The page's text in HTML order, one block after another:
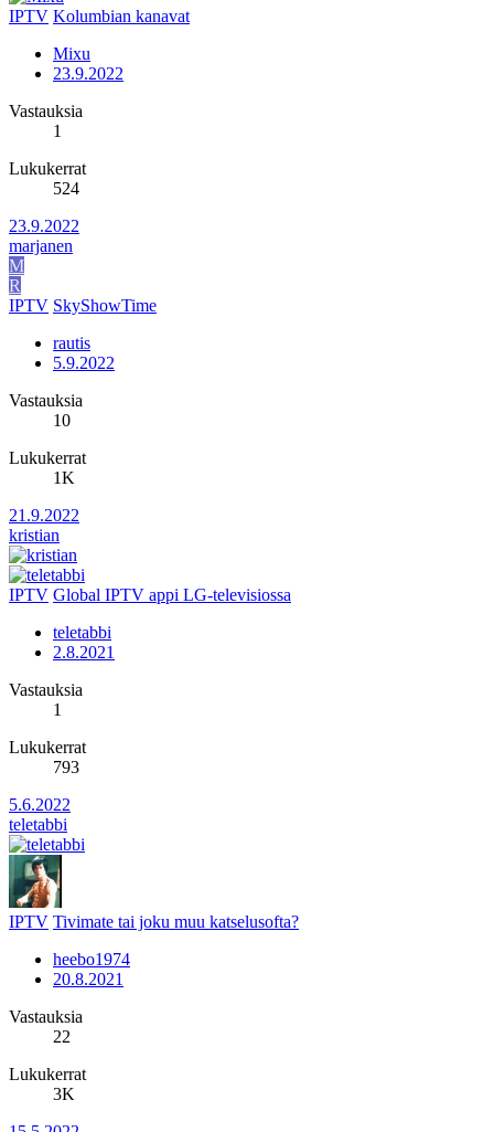
IPTV Kolumbian kanavat
Mixu
23.9.2022
Vastauksia
1
Lukukerrat
524
23.9.2022
marjanen
M
R
IPTV SkyShowTime
rautis
5.9.2022
Vastauksia
10
Lukukerrat
1K
21.9.2022
kristian
IPTV Global IPTV appi LG-televisiossa
teletabbi
2.8.2021
Vastauksia
1
Lukukerrat
793
5.6.2022
teletabbi
IPTV Tivimate tai joku muu katselusofta?
heebo1974
20.8.2021
Vastauksia
22
Lukukerrat
3K